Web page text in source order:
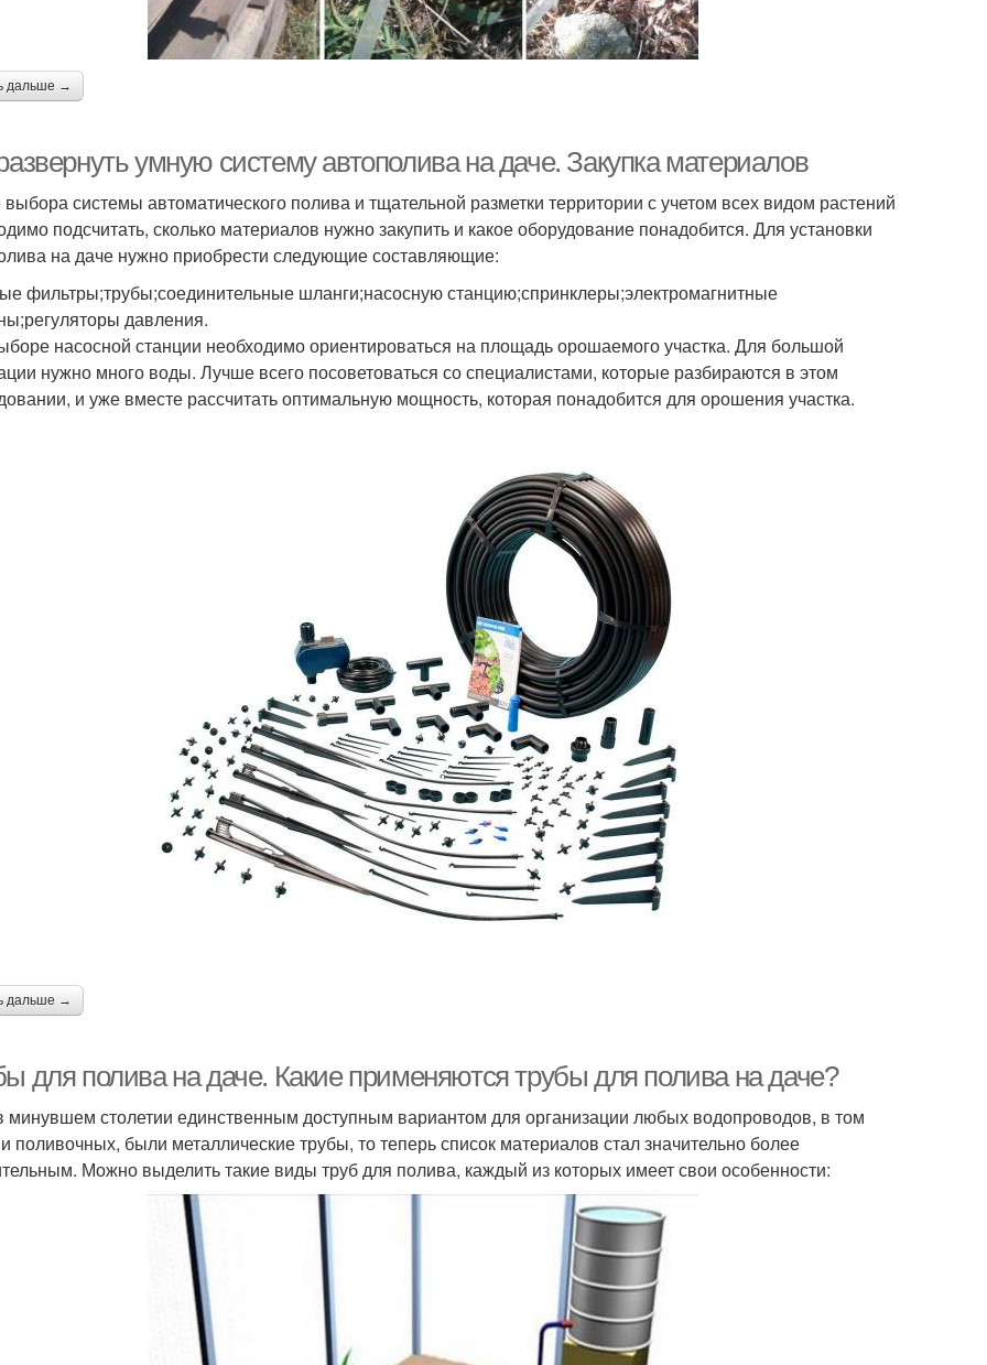
дальше →
умную систему автополива на даче. Закупка материалов
системы автоматического полива и тщательной разметки территории с учетом всех видом растений
подсчитать, сколько материалов нужно закупить и какое оборудование понадобится. Для установки
на даче нужно приобрести следующие составляющие:
фильтры;трубы;соединительные шланги;насосную станцию;спринклеры;электромагнитные
давления.
насосной станции необходимо ориентироваться на площадь орошаемого участка. Для большой
нужно много воды. Лучше всего посоветоваться со специалистами, которые разбираются в этом
и уже вместе рассчитать оптимальную мощность, которая понадобится для орошения участка.
дальше →
для полива на даче. Какие применяются трубы для полива на даче?
минувшем столетии единственным доступным вариантом для организации любых водопроводов, в том
поливочных, были металлические трубы, то теперь список материалов стал значительно более
Можно выделить такие виды труб для полива, каждый из которых имеет свои особенности: